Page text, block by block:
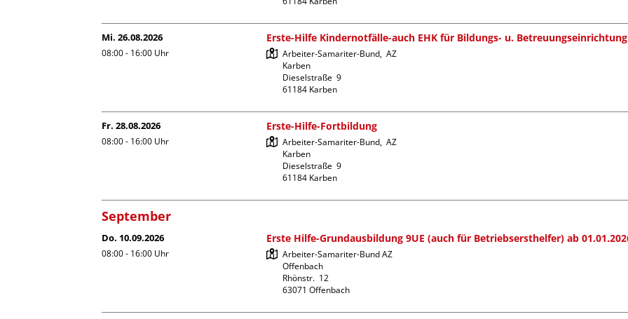
Mi. 26.08.2026
08:00 - 16:00 Uhr
Erste-Hilfe Kindernotfälle-auch EHK für Bildungs- u. Betreuungseinrichtung
Arbeiter-Samariter-Bund,  AZ
Karben
Dieselstraße  9
61184 Karben
Fr. 28.08.2026
08:00 - 16:00 Uhr
Erste-Hilfe-Fortbildung
Arbeiter-Samariter-Bund,  AZ
Karben
Dieselstraße  9
61184 Karben
September
Do. 10.09.2026
08:00 - 16:00 Uhr
Erste Hilfe-Grundausbildung 9UE (auch für Betriebsersthelfer) ab
Arbeiter-Samariter-Bund AZ
Offenbach
Rhönstr.  12
63071 Offenbach